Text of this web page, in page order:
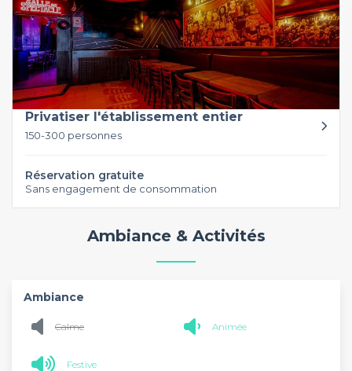
Privatiser l'établissement entier
150-300 personnes
Réservation gratuite
Sans engagement de consommation
Ambiance & Activités
Ambiance
Calme Animée
Festive